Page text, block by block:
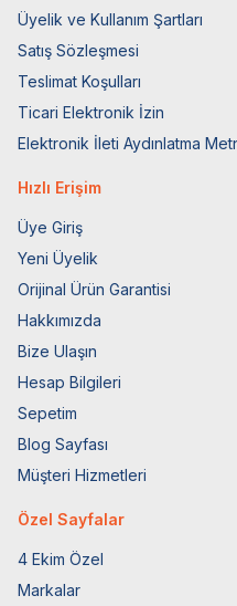
Üyelik ve Kullanım Şartları
Satış Sözleşmesi
Teslimat Koşulları
Ticari Elektronik İzin
Elektronik İleti Aydınlatma
Hızlı Erişim
Üye Giriş
Yeni Üyelik
Orijinal Ürün Garantisi
Hakkımızda
Bize Ulaşın
Hesap Bilgileri
Sepetim
Blog Sayfası
Müşteri Hizmetleri
Özel Sayfalar
4 Ekim Özel
Markalar